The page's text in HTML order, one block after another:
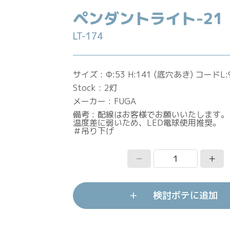
ペンダントライト-21
LT-174
サイズ
Φ:53 H:141 (底穴あき) コード
Stock
2灯
メーカー
FUGA
備考
配線はお客様でお願いいたします。
温度差に弱いため、LED電球使用推奨。
＃吊り下げ
－ ＋
検討ボテに追加